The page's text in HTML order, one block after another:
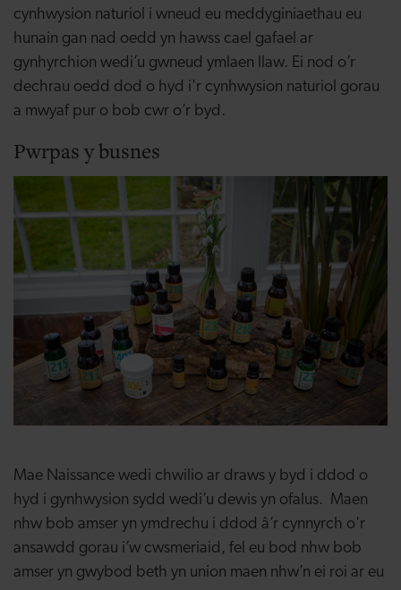
cynhwysion naturiol i wneud eu meddyginiaethau eu
hunain gan nad oedd yn hawss cael gafael ar
gynhyrchion wedi’u gwneud ymlaen llaw. Ei nod o’r
dechrau oedd dod o hyd i'r cynhwysion naturiol gorau
a mwyaf pur o bob cwr o’r byd.
Pwrpas y busnes
Mae Naissance wedi chwilio ar draws y byd i ddod o
hyd i gynhwysion sydd wedi’u dewis yn ofalus. Maen
nhw bob amser yn ymdrechu i ddod â’r cynnyrch o'r
ansawdd gorau i’w cwsmeriaid, fel eu bod nhw bob
amser yn gwybod beth yn union maen nhw’n ei roi ar eu